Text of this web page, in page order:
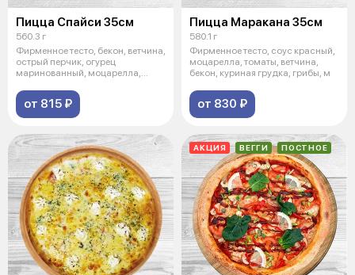
Пицца Спайси 35см
560.3 г
Фирменное тесто, бекон, ветчина,
острый перчик, огурец
маринованный, моцарелла,
от 815 ₽
Пицца Маракана 35см
580.1 г
Фирменное тесто, соус красный,
моцарелла, томаты, ветчина,
бекон, куриная грудка, грибы, м
от 830 ₽
АКЦИЯ ВЕГГИ ПОСТНОЕ